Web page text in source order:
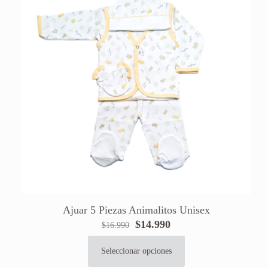
opciones
se
pueden
elegir
página
producto
Ajuar 5 Piezas Animalitos Unisex
$16.990
El
precio
original
$14.990El
precio
actual
Seleccionar opciones